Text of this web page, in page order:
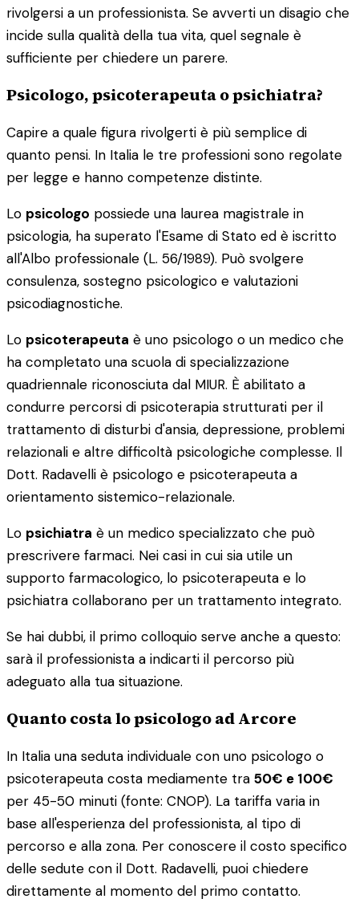
rivolgersi a un professionista. Se avverti un disagio che
incide sulla qualità della tua vita, quel segnale è
sufficiente per chiedere un parere.
Psicologo, psicoterapeuta o psichiatra?
Capire a quale figura rivolgerti è più semplice di
quanto pensi. In Italia le tre professioni sono regolate
per legge e hanno competenze distinte.
Lo psicologo possiede una laurea magistrale in
psicologia, ha superato l'Esame di Stato ed è iscritto
all'Albo professionale (L. 56/1989). Può svolgere
consulenza, sostegno psicologico e valutazioni
psicodiagnostiche.
Lo psicoterapeuta è uno psicologo o un medico che
ha completato una scuola di specializzazione
quadriennale riconosciuta dal MIUR. È abilitato a
condurre percorsi di psicoterapia strutturati per il
trattamento di disturbi d'ansia, depressione, problemi
relazionali e altre difficoltà psicologiche complesse. Il
Dott. Radavelli è psicologo e psicoterapeuta a
orientamento sistemico-relazionale.
Lo psichiatra è un medico specializzato che può
prescrivere farmaci. Nei casi in cui sia utile un
supporto farmacologico, lo psicoterapeuta e lo
psichiatra collaborano per un trattamento integrato.
Se hai dubbi, il primo colloquio serve anche a questo:
sarà il professionista a indicarti il percorso più
adeguato alla tua situazione.
Quanto costa lo psicologo ad Arcore
In Italia una seduta individuale con uno psicologo o
psicoterapeuta costa mediamente tra 50€ e 100€
per 45-50 minuti (fonte: CNOP). La tariffa varia in
base all'esperienza del professionista, al tipo di
percorso e alla zona. Per conoscere il costo specifico
delle sedute con il Dott. Radavelli, puoi chiedere
direttamente al momento del primo contatto.